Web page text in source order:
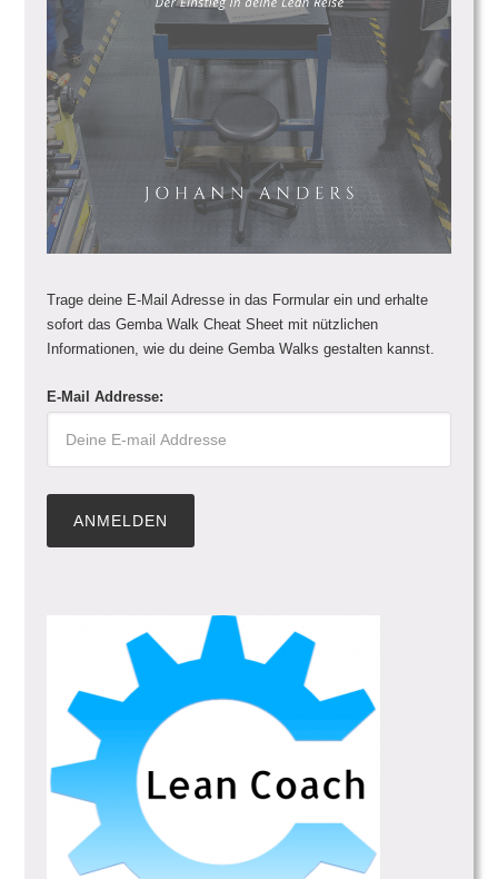
Trage deine E-Mail Adresse in das Formular ein und erhalte
sofort das Gemba Walk Cheat Sheet mit nützlichen
Informationen, wie du deine Gemba Walks gestalten kannst.
E-Mail Addresse: